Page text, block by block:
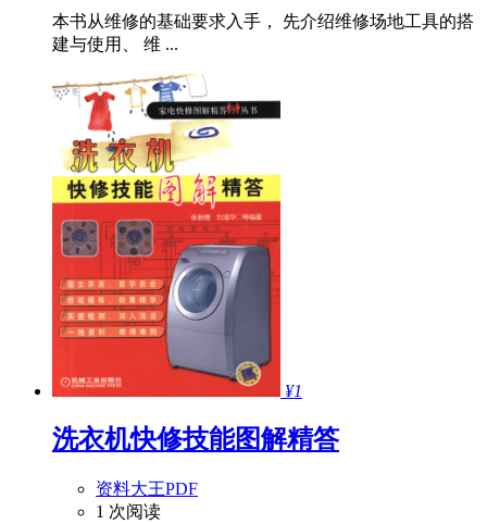
本书从维修的基础要求入手， 先介绍维修场地工具的搭
建与使用、 维 ...
¥1
洗衣机快修技能图解精答
资料大王PDF
1 次阅读